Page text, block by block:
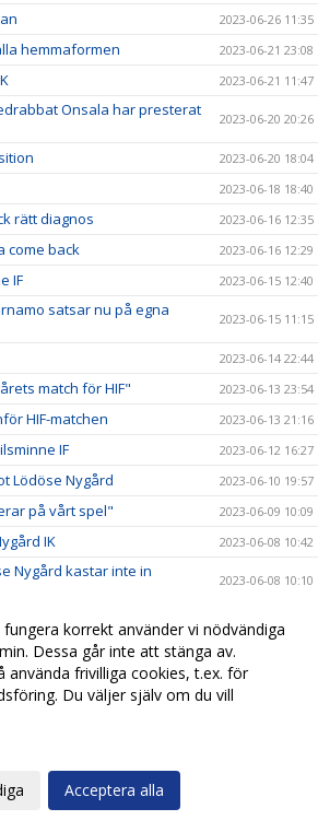
2023-06-26 11:35
hemmaformen 2023-06-21 23:08
2023-06-21 11:47
Onsala har presterat
2023-06-20 20:26
2023-06-20 18:04
2023-06-18 18:40
rätt diagnos 2023-06-16 12:35
come back 2023-06-16 12:29
IF 2023-06-15 12:40
satsar nu på egna
2023-06-15 11:15
2023-06-14 22:44
match för HIF" 2023-06-13 23:54
HIF-matchen 2023-06-13 21:16
IF 2023-06-12 16:27
Lödöse Nygård 2023-06-10 19:57
på vårt spel" 2023-06-09 10:09
IK 2023-06-08 10:42
Nygård kastar inte in
2023-06-08 10:10
2023-06-06 16:03
5-0 2023-06-06 16:00
Dam A och Akademin!
korrekt använder vi nödvändiga
Dessa går inte att stänga av.
använda frivilliga cookies, t.ex. för
Du väljer själv om du vill
Acceptera alla